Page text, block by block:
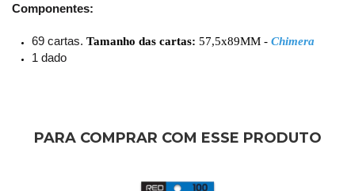
Componentes:
69 cartas. Tamanho das cartas: 57,5x89MM - Chimera
1 dado
PARA COMPRAR COM ESSE PRODUTO